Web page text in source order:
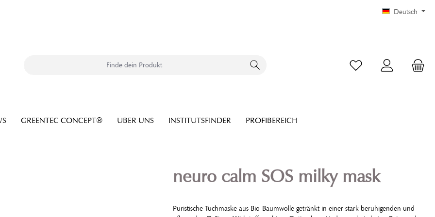
Deutsch
GREENTEC CONCEPT® ÜBER UNS INSTITUTSFINDER PROFIBEREICH
neuro calm SOS milky mask
Puristische Tuchmaske aus Bio-Baumwolle getränkt in einer stark beruhigenden und